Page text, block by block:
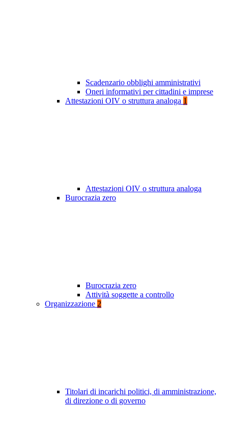
Scadenzario obblighi amministrativi
Oneri informativi per cittadini e imprese
Attestazioni OIV o struttura analoga 1
Attestazioni OIV o struttura analoga
Burocrazia zero
Burocrazia zero
Attività soggette a controllo
Organizzazione 2
Titolari di incarichi politici, di amministrazione,
di direzione o di governo